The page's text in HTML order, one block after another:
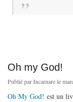
Oh my God!
Publié parIncarnarele
Oh My God! est un